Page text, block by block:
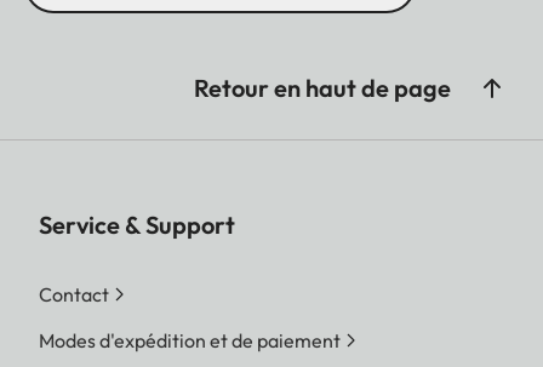
Retour en haut de page
Service & Support
Contact
Modes d'expédition et de paiement